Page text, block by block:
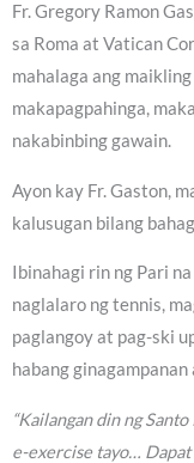
Fr. Gregory Ramon
sa Roma at Vatican
mahalaga ang
makapagpahinga,
nakabinbing gawain.
Ayon kay Fr. Gaston,
kalusugan bilang
Ibinahagi rin ng Pari
naglalaro ng tennis,
paglangoy at pag-ski
habang
“Kailangan din ng
e-exercise tayo… Dapat